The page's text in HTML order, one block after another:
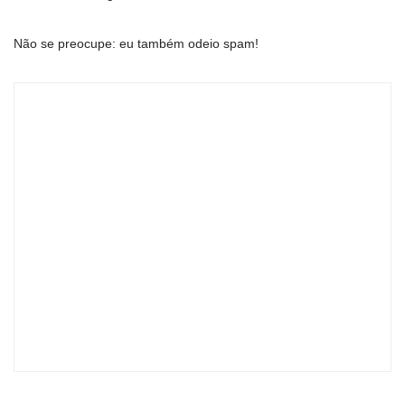
Não se preocupe: eu também odeio spam!